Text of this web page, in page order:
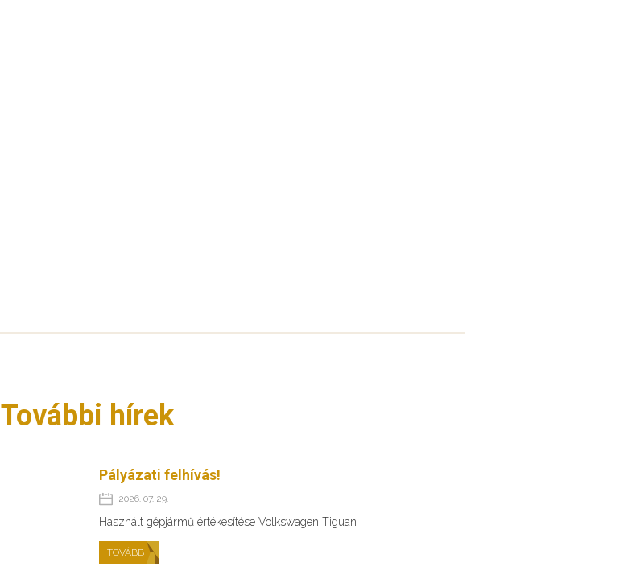
További hírek
Pályázati felhívás!
2026. 07. 29.
Használt gépjármű értékesítése Volkswagen Tiguan
TOVÁBB